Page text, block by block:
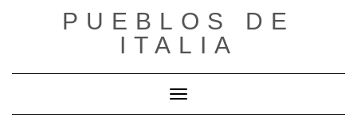
PUEBLOS DE
ITALIA
Cambiar modo de navegación